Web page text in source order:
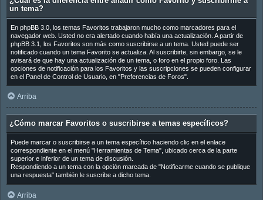
un tema?
En phpBB 3.0, los temas Favoritos trabajaron mucho como marcadores para el
navegador web. Usted no era alertado cuando había una actualización. A partir de
phpBB 3.1, los Favoritos son más como suscribirse a un tema. Usted puede ser
notificado cuando un tema Favorito se actualiza. Al suscribirte, sin embargo, se le
avisará de que hay una actualización de un tema, o foro en el propio foro. Las
opciones de notificación para los Favoritos y las suscripciones se pueden configurar
en el Panel de Control de Usuario, en "Preferencias de Foros".
Arriba
¿Cómo marcar Favoritos o suscribirse a temas específicos?
Puede marcar o suscribirse a un tema específico haciendo clic en el enlace
correspondiente en el menú "Herramientas de Tema", ubicado cerca de la parte
superior e inferior de un tema de discusión.
Respondiendo a un tema con la opción marcada de "Notificarme cuando se publique
una respuesta" también le suscribe a dicho tema.
Arriba